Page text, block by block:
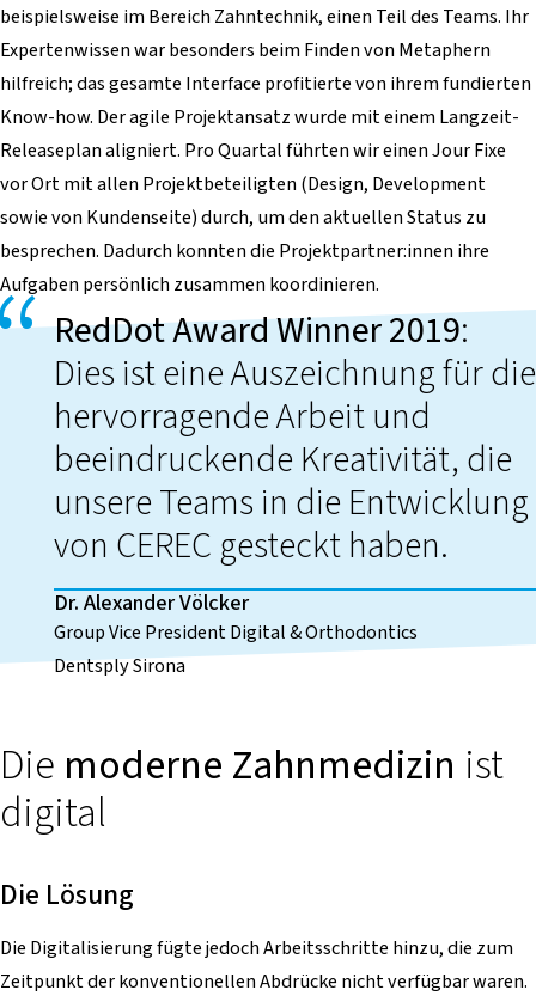
beispielsweise im Bereich Zahntechnik, einen Teil des Teams. Ihr
Expertenwissen war besonders beim Finden von Metaphern
hilfreich; das gesamte Interface profitierte von ihrem fundierten
Know-how. Der agile Projektansatz wurde mit einem Langzeit-
Releaseplan aligniert. Pro Quartal führten wir einen Jour Fixe
vor Ort mit allen Projektbeteiligten (Design, Development
sowie von Kundenseite) durch, um den aktuellen Status zu
besprechen. Dadurch konnten die Projektpartner:innen ihre
Aufgaben persönlich zusammen koordinieren.
RedDot Award Winner 2019:
Dies ist eine Auszeichnung für die
hervorragende Arbeit und
beeindruckende Kreativität, die
unsere Teams in die Entwicklung
von CEREC gesteckt haben.
Dr. Alexander Völcker
Group Vice President Digital & Orthodontics
Dentsply Sirona
Die moderne Zahnmedizin ist
digital
Die Lösung
Die Digitalisierung fügte jedoch Arbeitsschritte hinzu, die zum
Zeitpunkt der konventionellen Abdrücke nicht verfügbar waren.